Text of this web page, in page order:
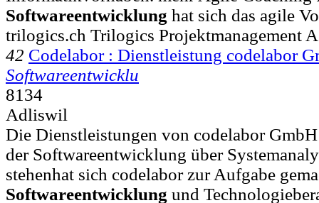
Softwareentwicklung hat sich das agile
trilogics.ch Trilogics Projektmanagement
42 Codelabor : Dienstleistung codelabor
Softwareentwicklu
8134
Adliswil
Die Dienstleistungen von codelabor
der Softwareentwicklung über
stehenhat sich codelabor zur Aufgabe
Softwareentwicklung und